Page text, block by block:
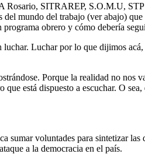
Rosario, SITRAREP, S.O.M.U,
mundo del trabajo (ver abajo)
obrero y cómo debería
Luchar por lo que dijimos
Porque la realidad no nos
está dispuesto a escuchar. O
sumar voluntades para sintetizar las
a la democracia en el país.